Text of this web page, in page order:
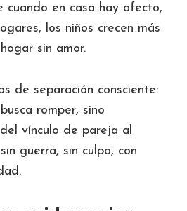
cuando en casa hay afecto,
los niños crecen más
sin amor.
de separación consciente:
romper, sino
vínculo de pareja al
guerra, sin culpa, con